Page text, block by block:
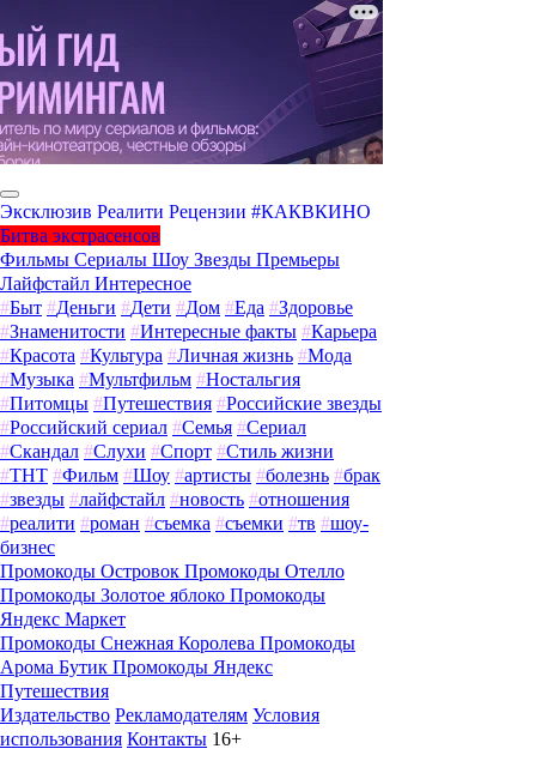
Эксклюзив Реалити Рецензии #КАКВКИНО
Битва экстрасенсов
Фильмы Сериалы Шоу Звезды Премьеры
Лайфстайл Интересное
#Быт #Деньги #Дети #Дом #Еда #Здоровье
#Знаменитости #Интересные факты #Карьера
#Красота #Культура #Личная жизнь #Мода
#Музыка #Мультфильм #Ностальгия
#Питомцы #Путешествия #Российские звезды
#Российский сериал #Семья #Сериал
#Скандал #Слухи #Спорт #Стиль жизни
#ТНТ #Фильм #Шоу #артисты #болезнь #брак
#звезды #лайфстайл #новость #отношения
#реалити #роман #съемка #съемки #тв #шоу-
бизнес
Промокоды Островок Промокоды Отелло
Промокоды Золотое яблоко Промокоды
Яндекс Маркет
Промокоды Снежная Королева Промокоды
Арома Бутик Промокоды Яндекс
Путешествия
Издательство Рекламодателям Условия
использования Контакты 16+